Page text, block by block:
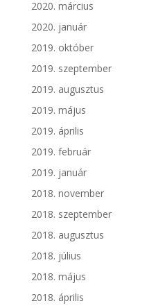
2020. március
2020. január
2019. október
2019. szeptember
2019. augusztus
2019. május
2019. április
2019. február
2019. január
2018. november
2018. szeptember
2018. augusztus
2018. július
2018. május
2018. április